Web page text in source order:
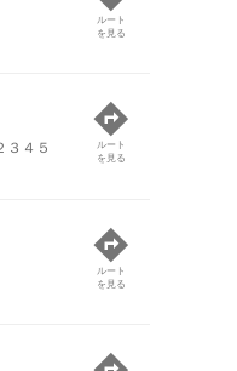
ルート
を見る
３４５
ルート
を見る
ルート
を見る